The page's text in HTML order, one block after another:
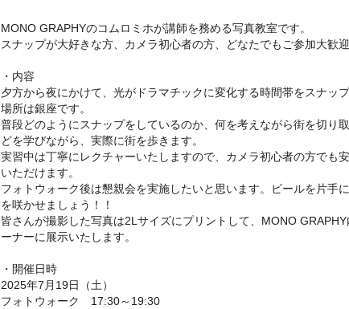
MONO GRAPHYのコムロミホが講師を務める写真教室です。
スナップが大好きな方、カメラ初心者の方、どなたでもご参加大歓迎
・内容
夕方から夜にかけて、光がドラマチックに変化する時間帯をスナッ
場所は銀座です。
普段どのようにスナップをしているのか、何を考えながら街を切り
どを学びながら、実際に街を歩きます。
実習中は丁寧にレクチャーいたしますので、カメラ初心者の方でも
いただけます。
フォトウォーク後は懇親会を実施したいと思います。ビールを片手
を咲かせましょう！！
皆さんが撮影した写真は2Lサイズにプリントして、MONO
ーナーに展示いたします。
・開催日時
2025年7月19日（土）
フォトウォーク 17:30～19:30